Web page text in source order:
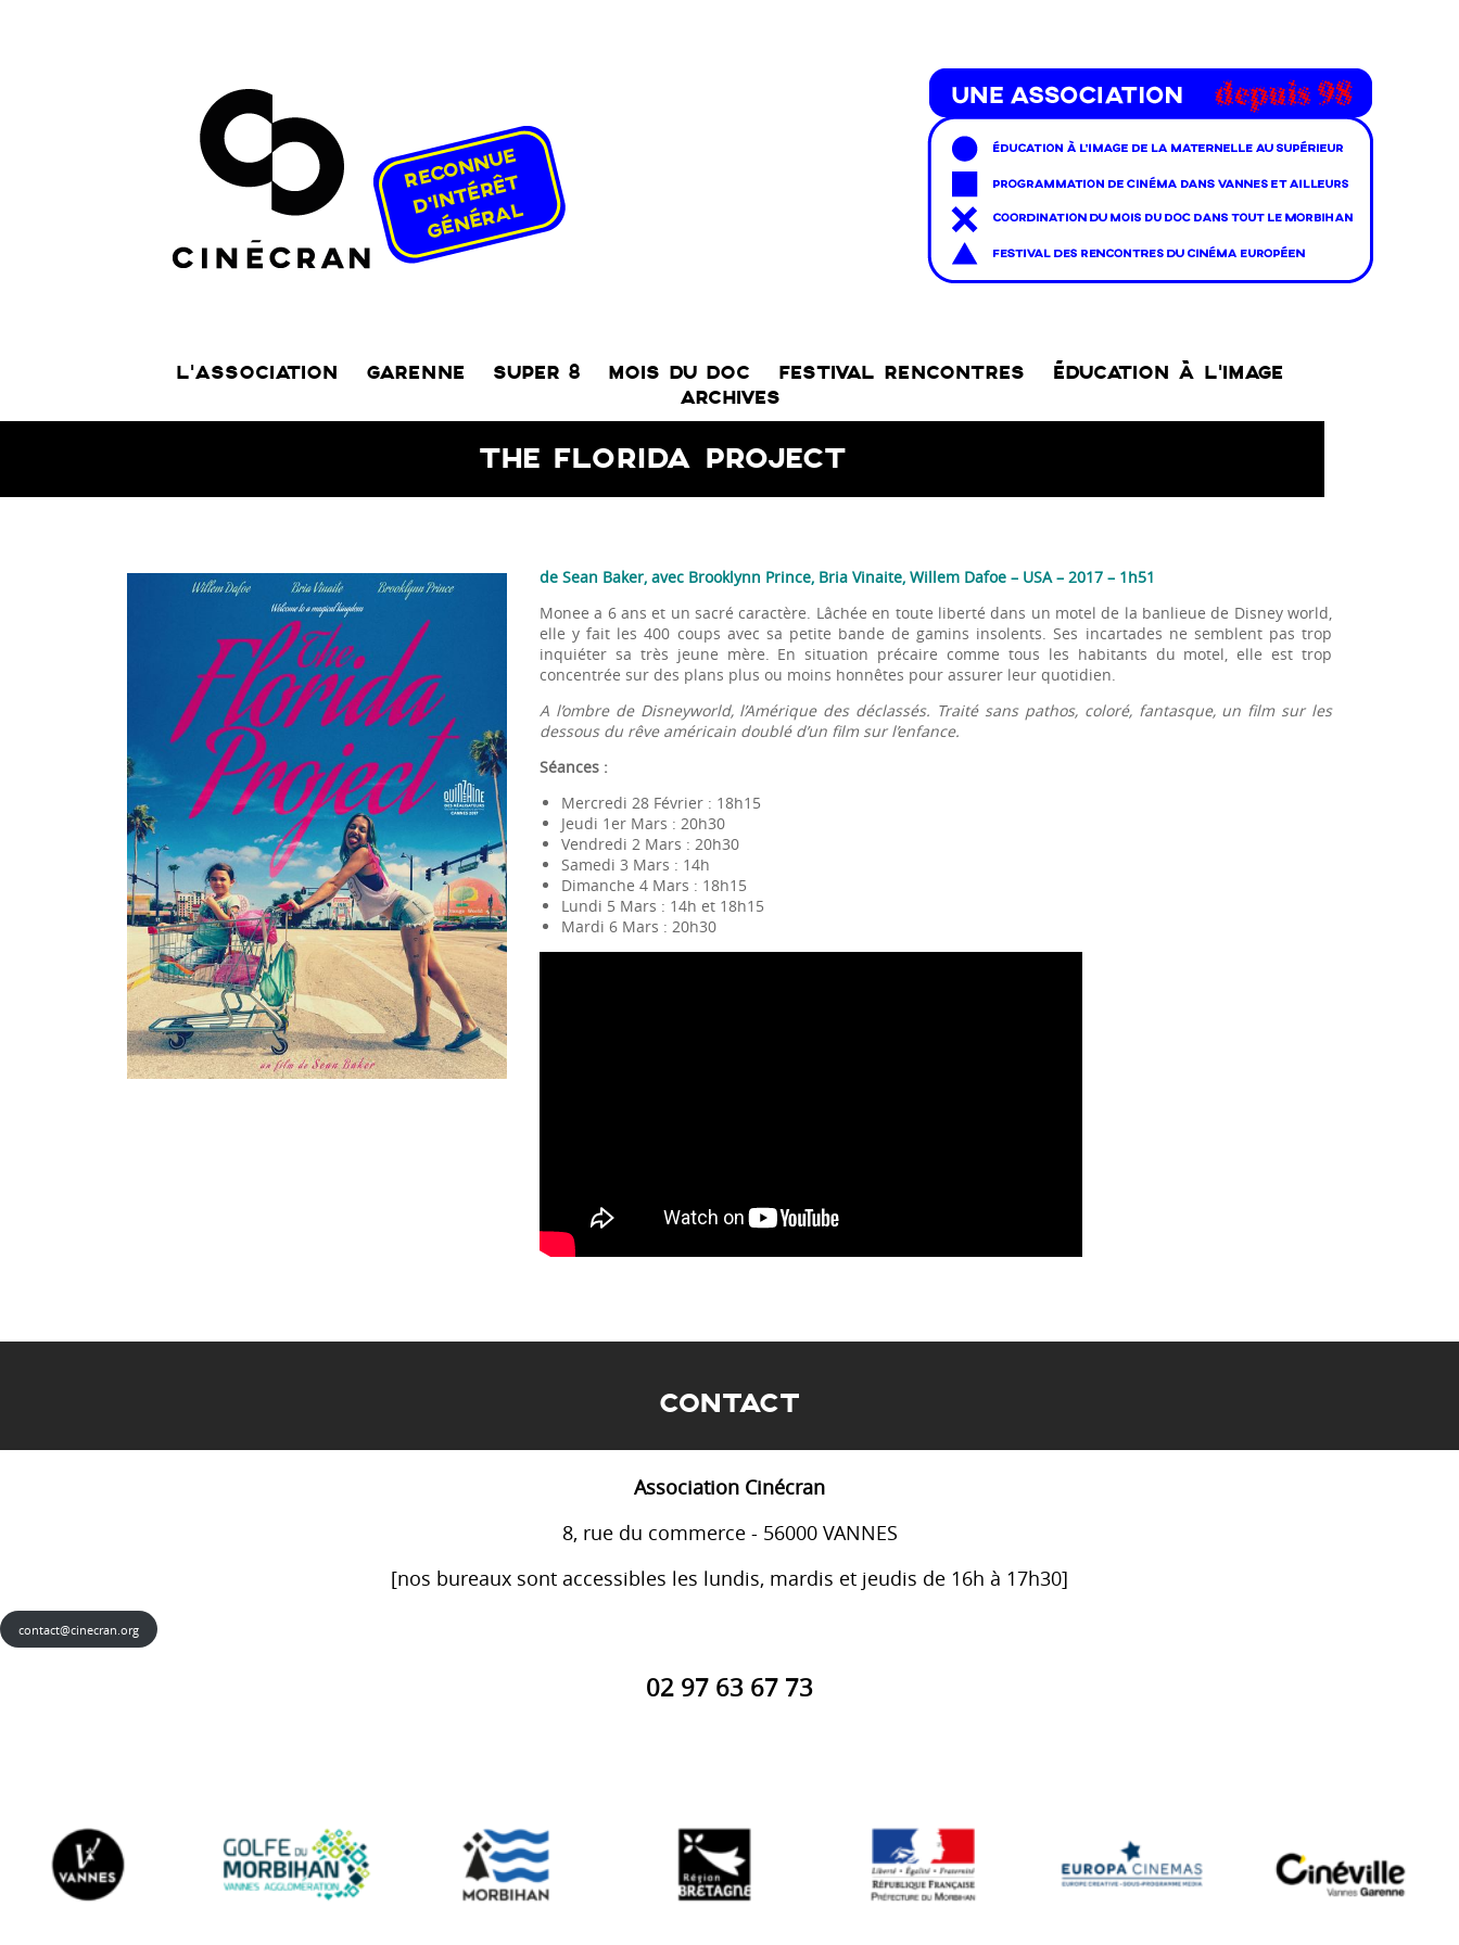
L’ASSOCIATION GARENNE SUPER 8 MOIS DU DOC FESTIVAL RENCONTRES
ÉDUCATION À L’IMAGE
ARCHIVES
THE FLORIDA PROJECT
de Sean Baker, avec Brooklynn Prince, Bria Vinaite, Willem Dafoe – USA – 2017 – 1h51
Monee a 6 ans et un sacré caractère. Lâchée en toute liberté dans un motel de la banlieue de Disney world,
elle y fait les 400 coups avec sa petite bande de gamins insolents. Ses incartades ne semblent pas trop
inquiéter sa très jeune mère. En situation précaire comme tous les habitants du motel, elle est trop
concentrée sur des plans plus ou moins honnêtes pour assurer leur quotidien.
A l’ombre de Disneyworld, l’Amérique des déclassés. Traité sans pathos, coloré, fantasque, un film sur les
dessous du rêve américain doublé d’un film sur l’enfance.
Séances :
Mercredi 28 Février : 18h15
Jeudi 1er Mars : 20h30
Vendredi 2 Mars : 20h30
Samedi 3 Mars : 14h
Dimanche 4 Mars : 18h15
Lundi 5 Mars : 14h et 18h15
Mardi 6 Mars : 20h30
CONTACT
Association Cinécran
8, rue du commerce - 56000 VANNES
[nos bureaux sont accessibles les lundis, mardis et jeudis de 16h à 17h30]
contact@cinecran.org
02 97 63 67 73